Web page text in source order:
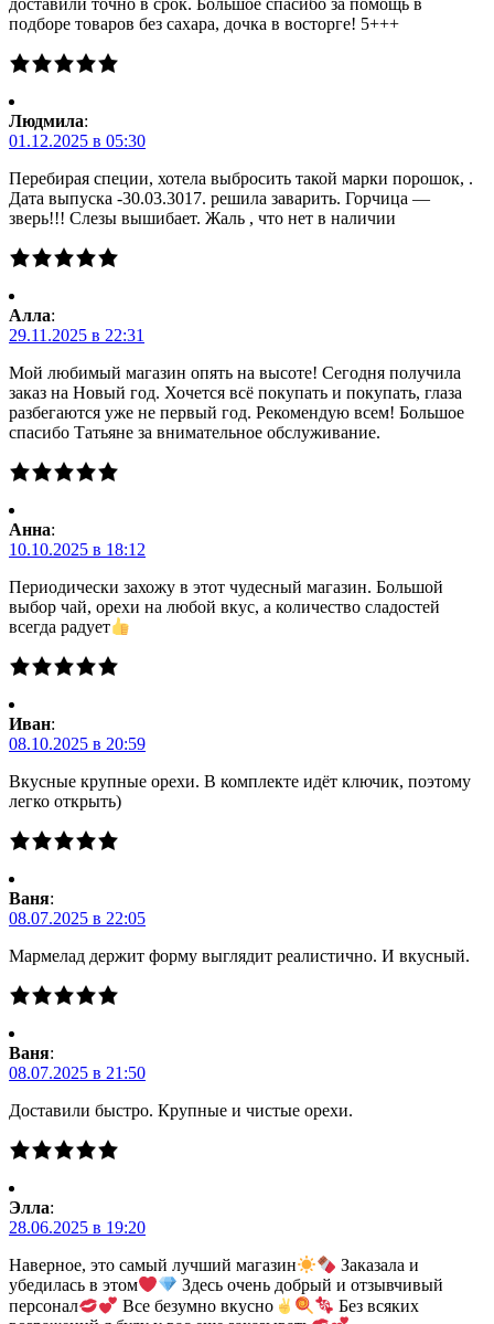
подборе товаров без сахара, дочка в восторге! 5+++
Людмила:
01.12.2025 в 05:30
Перебирая специи, хотела выбросить такой марки порошок, .
Дата выпуска -30.03.3017. решила заварить. Горчица —
зверь!!! Слезы вышибает. Жаль , что нет в наличии
Алла:
29.11.2025 в 22:31
Мой любимый магазин опять на высоте! Сегодня получила
заказ на Новый год. Хочется всё покупать и покупать, глаза
разбегаются уже не первый год. Рекомендую всем! Большое
спасибо Татьяне за внимательное обслуживание.
Анна:
10.10.2025 в 18:12
Периодически захожу в этот чудесный магазин. Большой
выбор чай, орехи на любой вкус, а количество сладостей
всегда радует
Иван:
08.10.2025 в 20:59
Вкусные крупные орехи. В комплекте идёт ключик, поэтому
легко открыть)
Ваня:
08.07.2025 в 22:05
Мармелад держит форму выглядит реалистично. И вкусный.
Ваня:
08.07.2025 в 21:50
Доставили быстро. Крупные и чистые орехи.
Элла:
28.06.2025 в 19:20
Наверное, это самый лучший магазин
Заказала и
убедилась в этом
Здесь очень добрый и отзывчивый
персонал
Все безумно вкусно
Без всяких